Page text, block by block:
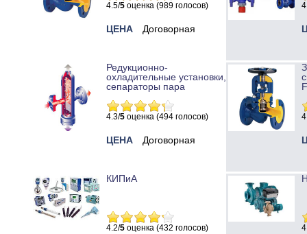
4.5/5 оценка (989 голосов)
ЦЕНА Договорная
Редукционно-
охладительные установки,
сепараторы пара
4.3/5 оценка (494 голосов)
ЦЕНА Договорная
КИПиА
4.2/5 оценка (432 голосов)